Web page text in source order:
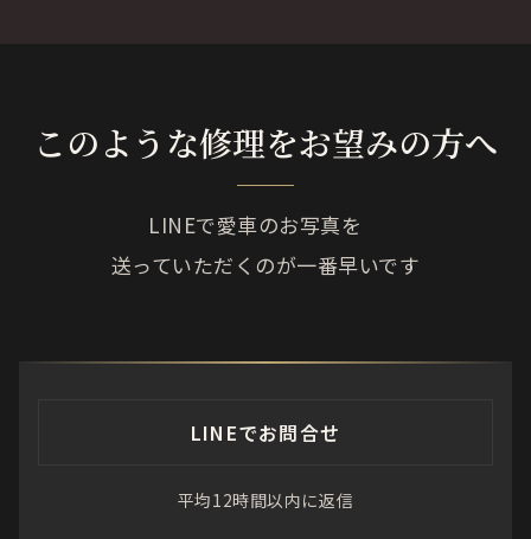
このような修理をお望みの方へ
LINEで愛車のお写真を
送っていただくのが一番早いです
LINEでお問合せ
平均12時間以内に返信